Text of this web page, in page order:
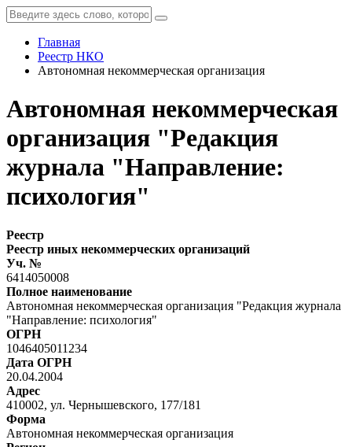
Главная
Реестр НКО
Автономная некоммерческая организация
Автономная некоммерческая
организация "Редакция
журнала "Направление:
психология"
Реестр
Реестр иных некоммерческих организаций
Уч. №
6414050008
Полное наименование
Автономная некоммерческая организация "Редакция журнала
"Направление: психология"
ОГРН
1046405011234
Дата ОГРН
20.04.2004
Адрес
410002, ул. Чернышевского, 177/181
Форма
Автономная некоммерческая организация